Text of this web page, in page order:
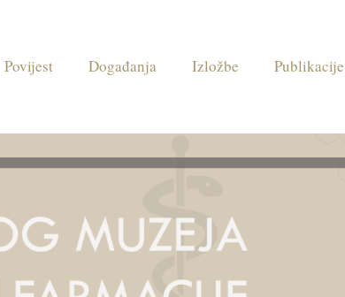
Povijest Događanja Izložbe Publikacije